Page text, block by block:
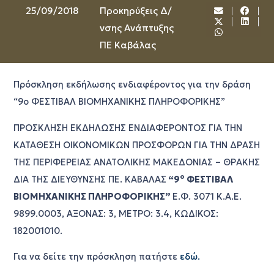
25/09/2018
Προκηρύξεις Δ/
νσης Ανάπτυξης
ΠΕ Καβάλας
Πρόσκληση εκδήλωσης ενδιαφέροντος για την δράση
“9ο ΦΕΣΤΙΒΑΛ ΒΙΟΜΗΧΑΝΙΚΗΣ ΠΛΗΡΟΦΟΡΙΚΗΣ”
ΠΡΟΣΚΛΗΣΗ ΕΚΔΗΛΩΣΗΣ ΕΝΔΙΑΦΕΡΟΝΤΟΣ ΓΙΑ ΤΗΝ
ΚΑΤΑΘΕΣΗ ΟΙΚΟΝΟΜΙΚΩΝ ΠΡΟΣΦΟΡΩΝ ΓΙΑ ΤΗΝ ΔΡΑΣΗ
ΤΗΣ ΠΕΡΙΦΕΡΕΙΑΣ ΑΝΑΤΟΛΙΚΗΣ ΜΑΚΕΔΟΝΙΑΣ – ΘΡΑΚΗΣ
ΔΙΑ ΤΗΣ ΔΙΕΥΘΥΝΣΗΣ ΠΕ. ΚΑΒΑΛΑΣ “9ο ΦΕΣΤΙΒΑΛ
ΒΙΟΜΗΧΑΝΙΚΗΣ ΠΛΗΡΟΦΟΡΙΚΗΣ” Ε.Φ. 3071 Κ.Α.Ε.
9899.0003, ΑΞΟΝΑΣ: 3, ΜΕΤΡΟ: 3.4, ΚΩΔΙΚΟΣ:
182001010.
Για να δείτε την πρόσκληση πατήστε εδώ.